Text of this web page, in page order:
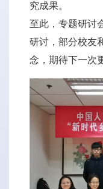
究成果。
至此，专题研讨
研讨，部分校友
念，期待下一次